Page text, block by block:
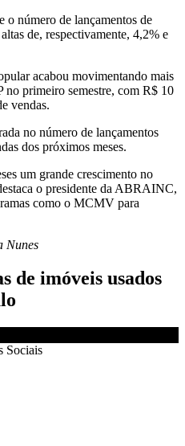
o número de lançamentos de
de, respectivamente, 4,2% e
acabou movimentando mais
primeiro semestre, com R$ 10
vendas.
no número de lançamentos
dos próximos meses.
um grande crescimento no
o presidente da ABRAINC,
como o MCMV para
Nunes
de imóveis usados
Sociais